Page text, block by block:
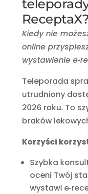
ReceptaX?
Kiedy nie
online
wystawienie
Teleporada
utrudniony
2026 roku. To
braków
Korzyści
Szybka
oceni Twój
wystawi